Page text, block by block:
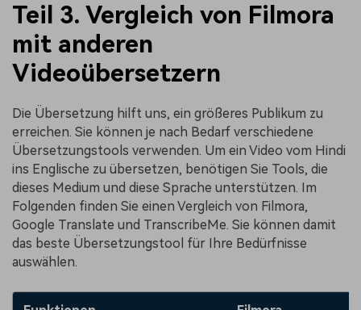
Teil 3. Vergleich von Filmora
mit anderen
Videoübersetzern
Die Übersetzung hilft uns, ein größeres Publikum zu
erreichen. Sie können je nach Bedarf verschiedene
Übersetzungstools verwenden. Um ein Video vom Hindi
ins Englische zu übersetzen, benötigen Sie Tools, die
dieses Medium und diese Sprache unterstützen. Im
Folgenden finden Sie einen Vergleich von Filmora,
Google Translate und TranscribeMe. Sie können damit
das beste Übersetzungstool für Ihre Bedürfnisse
auswählen.